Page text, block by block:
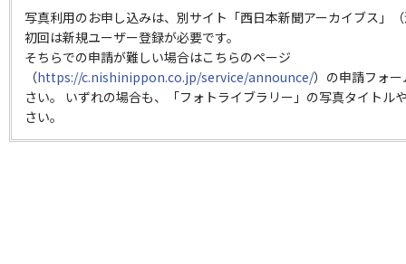
写真利用のお申し込みは、別サイト「西日本新聞アーカイブス」
初回は新規ユーザー登録が必要です。
そちらでの申請が難しい場合はこちらのページ
（https://c.nishinippon.co.jp/service/announce/）の申請フォ
さい。 いずれの場合も、「フォトライブラリー」の写真タイトル
さい。